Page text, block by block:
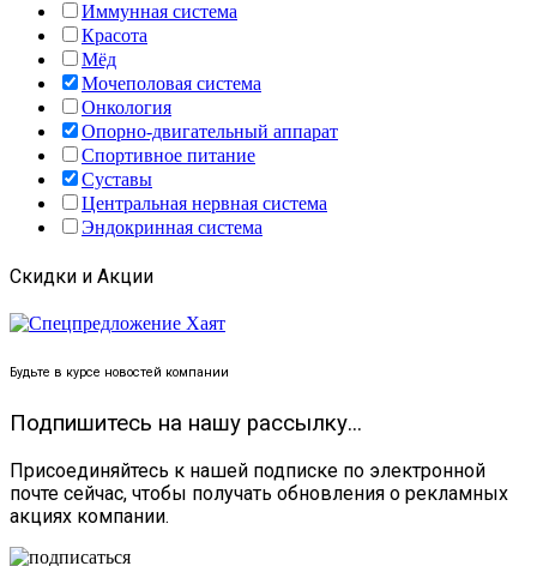
Иммунная система
Красота
Мёд
Мочеполовая система
Онкология
Опорно-двигательный аппарат
Спортивное питание
Суставы
Центральная нервная система
Эндокринная система
Скидки и Акции
Будьте в курсе новостей компании
Подпишитесь на нашу рассылку...
Присоединяйтесь к нашей подписке по электронной
почте сейчас, чтобы получать обновления о рекламных
акциях компании.